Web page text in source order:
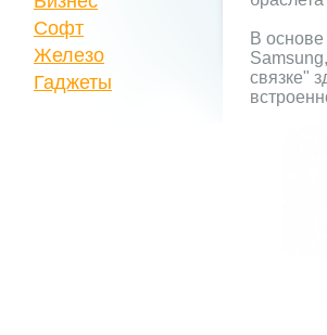
В
связке"
Софт
Железо
Гаджеты